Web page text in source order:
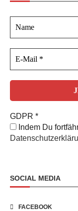
GDPR *
Indem Du
SOCIAL MEDIA
FACEBOOK